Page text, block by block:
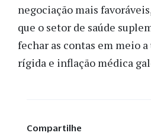
negociação mais
que o setor de saúde
fechar as contas em meio
rígida e inflação médica
Compartilhe